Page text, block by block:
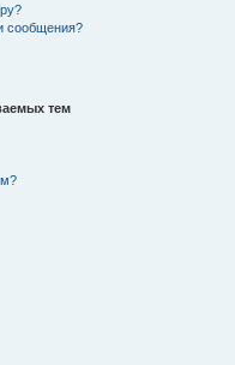
сообщения?
тем